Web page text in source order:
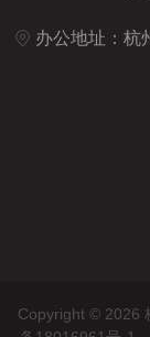
办公地址：杭
Copyright © 2026